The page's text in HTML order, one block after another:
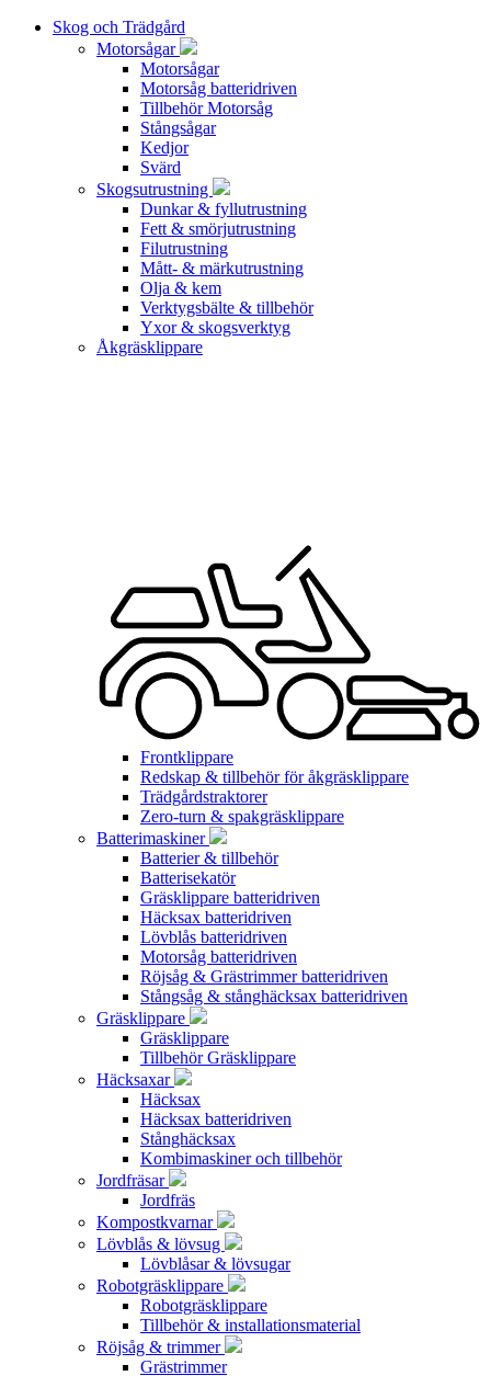
Skog och Trädgård
Motorsågar
Motorsågar
Motorsåg batteridriven
Tillbehör Motorsåg
Stångsågar
Kedjor
Svärd
Skogsutrustning
Dunkar & fyllutrustning
Fett & smörjutrustning
Filutrustning
Mått- & märkutrustning
Olja & kem
Verktygsbälte & tillbehör
Yxor & skogsverktyg
Åkgräsklippare
Frontklippare
Redskap & tillbehör för åkgräsklippare
Trädgårdstraktorer
Zero-turn & spakgräsklippare
Batterimaskiner
Batterier & tillbehör
Batterisekatör
Gräsklippare batteridriven
Häcksax batteridriven
Lövblås batteridriven
Motorsåg batteridriven
Röjsåg & Grästrimmer batteridriven
Stångsåg & stånghäcksax batteridriven
Gräsklippare
Gräsklippare
Tillbehör Gräsklippare
Häcksaxar
Häcksax
Häcksax batteridriven
Stånghäcksax
Kombimaskiner och tillbehör
Jordfräsar
Jordfräs
Kompostkvarnar
Lövblås & lövsug
Lövblåsar & lövsugar
Robotgräsklippare
Robotgräsklippare
Tillbehör & installationsmaterial
Röjsåg & trimmer
Grästrimmer